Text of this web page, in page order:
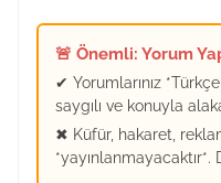
🚨 Önemli: Yorum
✔ Yorumlarınız
saygılı ve konuyla
✖ Küfür, hakaret,
*yayınlanmayacaktır*.